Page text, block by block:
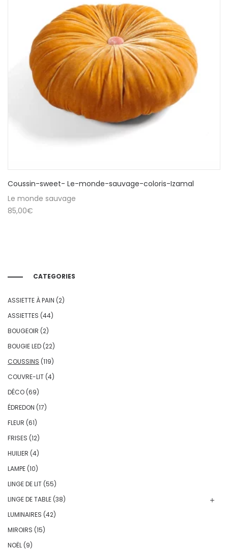
Coussin-sweet- Le-monde-sauvage-coloris-Izamal
Le monde sauvage
85,00€
CATEGORIES
ASSIETTE À PAIN (2)
ASSIETTES (44)
BOUGEOIR (2)
BOUGIE LED (22)
COUSSINS (119)
COUVRE-LIT (4)
DÉCO (69)
ÉDREDON (17)
FLEUR (61)
FRISES (12)
HUILIER (4)
LAMPE (10)
LINGE DE LIT (55)
LINGE DE TABLE (38)
LUMINAIRES (42)
MIROIRS (15)
NOËL (9)